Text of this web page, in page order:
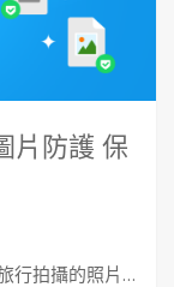
片防護 保
行拍攝的照片…